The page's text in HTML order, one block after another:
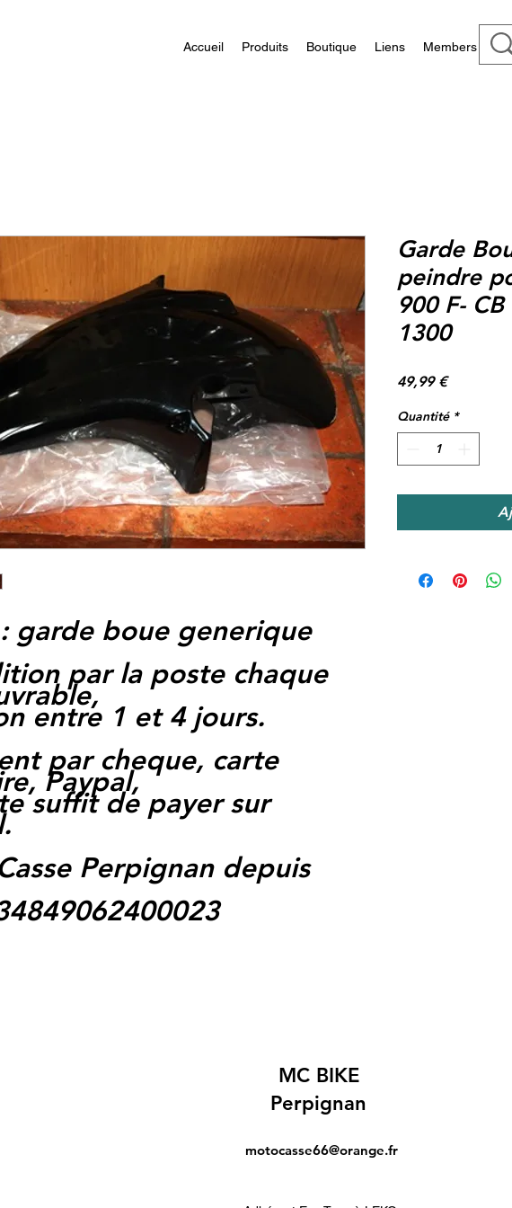
Accueil Produits Boutique Liens Members
garde boue generique
par la poste chaque
entre 1 et 4 jours.
par cheque, carte
Paypal,
suffit de payer sur
Perpignan depuis
Garde
peindre
900 F-
1300
49,99 €Prix
Quantité *
MC BIKE
Perpignan
motocasse66@orange.fr